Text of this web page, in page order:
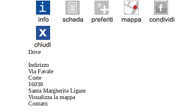
Dove
Indirizzo
Via Favale
Corte
16038
Santa Margherita Ligure
Visualizza la mappa
Contatti